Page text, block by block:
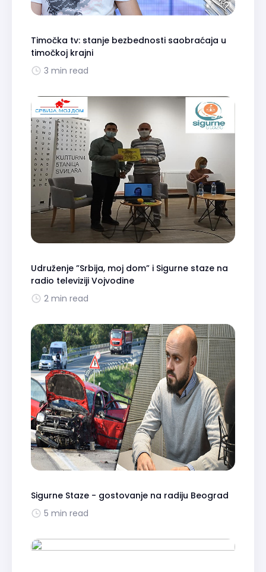
Timočka tv: stanje bezbednosti saobraćaja u
timočkoj krajni
3 min read
Udruženje ”Srbija, moj dom” i Sigurne staze na
radio televiziji Vojvodine
2 min read
Sigurne Staze - gostovanje na radiju Beograd
5 min read